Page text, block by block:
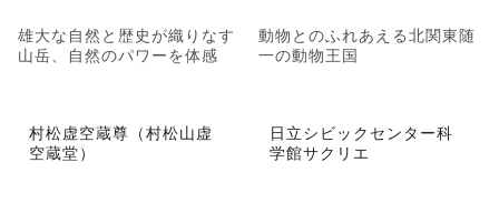
雄大な自然と歴史が織りなす
山岳、自然のパワーを体感
動物とのふれあえる北関東随
一の動物王国
村松虚空蔵尊（村松山虚
空蔵堂）
日立シビックセンター科
学館サクリエ